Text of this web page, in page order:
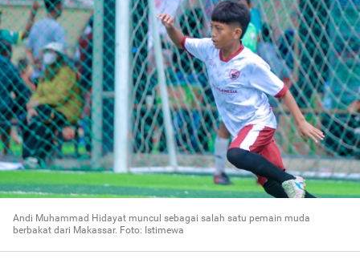
Andi Muhammad Hidayat muncul sebagai salah satu pemain muda
berbakat dari Makassar. Foto: Istimewa